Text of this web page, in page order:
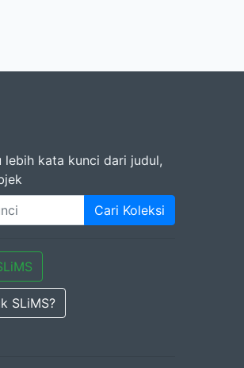
lebih kata kunci dari judul,
Cari Koleksi
SLiMS?